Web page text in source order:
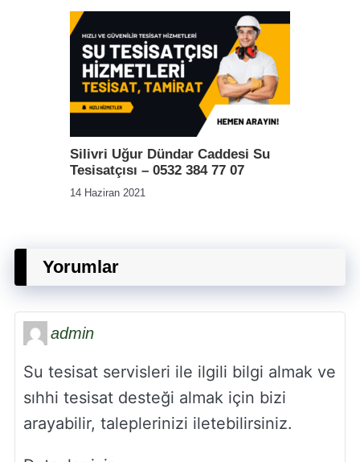
Silivri Uğur Dündar Caddesi Su
Tesisatçısı – 0532 384 77 07
14 Haziran 2021
Yorumlar
admin
Su tesisat servisleri ile ilgili bilgi almak ve
sıhhi tesisat desteği almak için bizi
arayabilir, taleplerinizi iletebilirsiniz.